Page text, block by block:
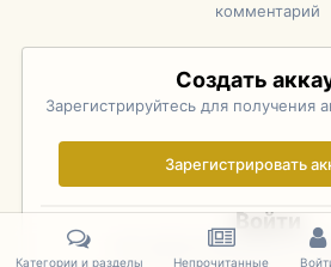
комментарий
Создать
Зарегистрируйтесь для получения
Зарегистрировать
Войти
Уже зарегистрированы?
Категории и разделы Непрочитанные